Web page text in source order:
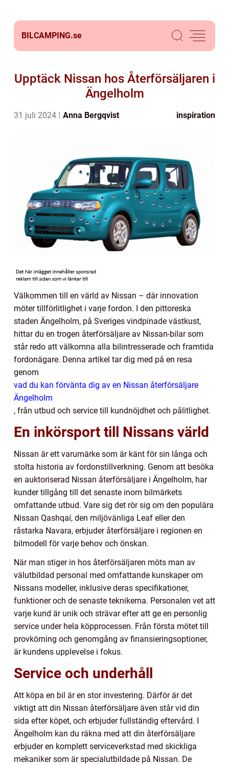
BILCAMPING.se
Upptäck Nissan hos Återförsäljaren i
Ängelholm
31 juli 2024 Anna Bergqvist inspiration
Välkommen till en värld av Nissan – där innovation
möter tillförlitlighet i varje fordon. I den pittoreska
staden Ängelholm, på Sveriges vindpinade västkust,
hittar du en trogen återförsäljare av Nissan-bilar som
står redo att välkomna alla bilintresserade och framtida
fordonägare. Denna artikel tar dig med på en resa
genom
vad du kan förvänta dig av en Nissan återförsäljare
Ängelholm
, från utbud och service till kundnöjdhet och pålitlighet.
En inkörsport till Nissans värld
Nissan är ett varumärke som är känt för sin långa och
stolta historia av fordonstillverkning. Genom att besöka
en auktoriserad Nissan återförsäljare i Ängelholm, har
kunder tillgång till det senaste inom bilmärkets
omfattande utbud. Vare sig det rör sig om den populära
Nissan Qashqai, den miljövänliga Leaf eller den
råstarka Navara, erbjuder återförsäljare i regionen en
bilmodell för varje behov och önskan.
När man stiger in hos återförsäljaren möts man av
välutbildad personal med omfattande kunskaper om
Nissans modeller, inklusive deras specifikationer,
funktioner och de senaste teknikerna. Personalen vet att
varje kund är unik och strävar efter att ge en personlig
service under hela köpprocessen. Från första mötet till
provkörning och genomgång av finansieringsoptioner,
är kundens upplevelse i fokus.
Service och underhåll
Att köpa en bil är en stor investering. Därför är det
viktigt att din Nissan återförsäljare även står vid din
sida efter köpet, och erbjuder fullständig eftervård. I
Ängelholm kan du räkna med att din återförsäljare
erbjuder en komplett serviceverkstad med skickliga
mekaniker som är specialutbildade på Nissan. De